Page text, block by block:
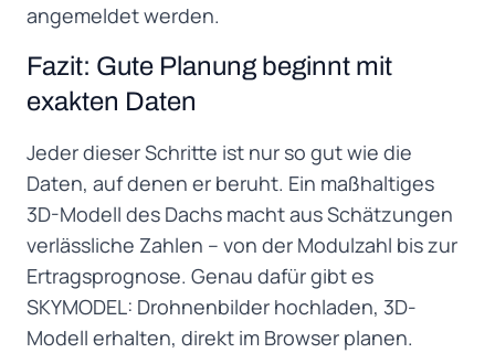
angemeldet werden.
Fazit: Gute Planung beginnt mit
exakten Daten
Jeder dieser Schritte ist nur so gut wie die
Daten, auf denen er beruht. Ein maßhaltiges
3D-Modell des Dachs macht aus Schätzungen
verlässliche Zahlen – von der Modulzahl bis zur
Ertragsprognose. Genau dafür gibt es
SKYMODEL: Drohnenbilder hochladen, 3D-
Modell erhalten, direkt im Browser planen.